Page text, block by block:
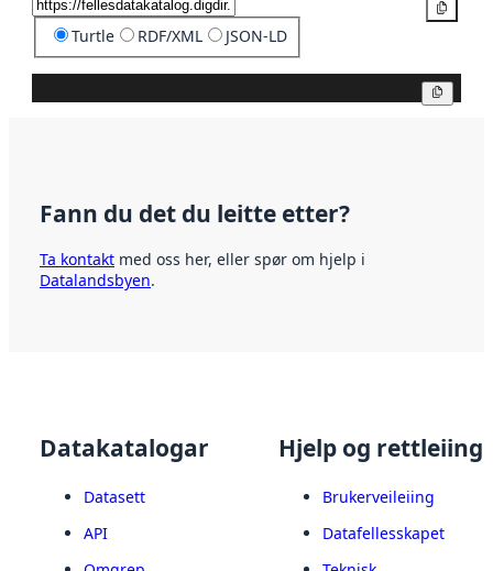
Turtle RDF/XML JSON-LD
Fann du det du leitte etter?
Ta kontakt med oss her, eller spør om hjelp i
Datalandsbyen.
Datakatalogar
Datasett
API
Hjelp og rettleiing
Brukerveileiing
Datafellesskapet